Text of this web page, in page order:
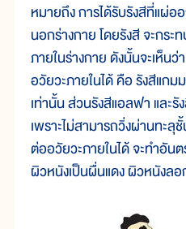
หมายถึง การได้รับรังสีที่แผ่
นอกร่างกาย โดยรังสี จะกระ
ภายในร่างกาย ดังนั้นจะเห็น
อวัยวะภายในได้ คือ รังสีแกม
เท่านั้น ส่วนรังสีแอลฟา และ
เพราะไม่สามารถวิ่งผ่านทะลุ
ต่ออวัยวะภายในได้ จะทำอัน
ผิวหนังเป็นผื่นแดง ผิวหนังล